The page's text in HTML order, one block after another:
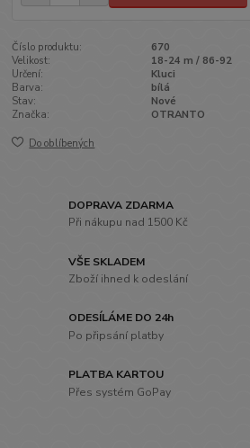
Číslo produktu:
670
Velikost:
18-24 m / 86-92
Určení:
Kluci
Barva:
bílá
Stav:
Nové
Značka:
OTRANTO
Do oblíbených
DOPRAVA ZDARMA
Při nákupu nad 1500 Kč
VŠE SKLADEM
Zboží ihned k odeslání
ODESÍLÁME DO 24h
Po připsání platby
PLATBA KARTOU
Přes systém GoPay